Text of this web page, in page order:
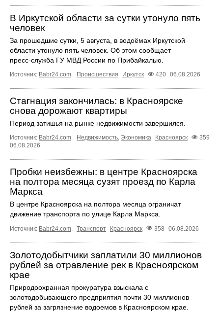
В Иркутской области за сутки утонуло пять
человек
За прошедшие сутки, 5 августа, в водоёмах Иркутской
области утонуло пять человек. Об этом сообщает
пресс‑служба ГУ МВД России по Прибайкалью.
Источник: Babr24.com. Происшествия Иркутск 420 06.08.2026
Стагнация закончилась: в Красноярске
снова дорожают квартиры
Период затишья на рынке недвижимости завершился.
Источник: Babr24.com. Недвижимость, Экономика Красноярск
359
06.08.2026
Пробки неизбежны: в центре Красноярска
на полтора месяца сузят проезд по Карла
Маркса
В центре Красноярска на полтора месяца ограничат
движение транспорта по улице Карла Маркса.
Источник: Babr24.com Транспорт Красноярск 358 06.08.2026
Золотодобытчики заплатили 30 миллионов
рублей за отравление рек в Красноярском
крае
Природоохранная прокуратура взыскала с
золотодобывающего предприятия почти 30 миллионов
рублей за загрязнение водоемов в Красноярском крае.